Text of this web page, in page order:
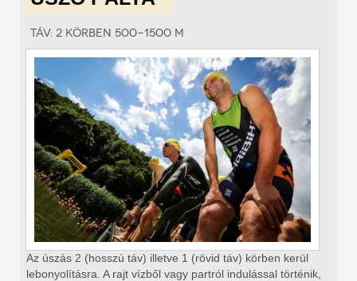
Táv: 2 körben 500-1500 m
Az úszás 2 (hosszú táv) illetve 1 (rövid táv) körben kerül
lebonyolításra. A rajt vízből vagy partról indulással történik,